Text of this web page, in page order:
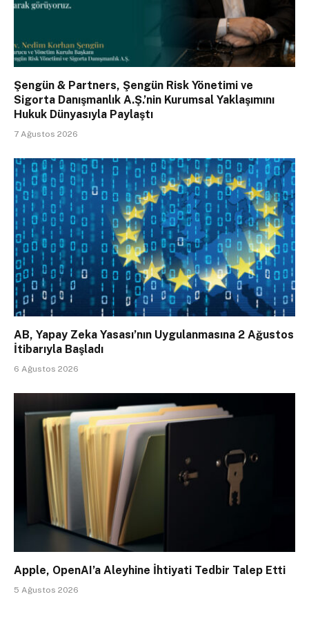
Şengün & Partners, Şengün Risk Yönetimi ve
Sigorta Danışmanlık A.Ş.’nin Kurumsal Yaklaşımını
Hukuk Dünyasıyla Paylaştı
7 Ağustos 2026
AB, Yapay Zeka Yasası’nın Uygulanmasına 2 Ağustos
İtibarıyla Başladı
6 Ağustos 2026
Apple, OpenAI’a Aleyhine İhtiyati Tedbir Talep Etti
5 Ağustos 2026